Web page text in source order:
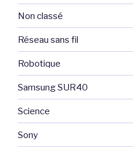
Non classé
Réseau sans fil
Robotique
Samsung SUR40
Science
Sony